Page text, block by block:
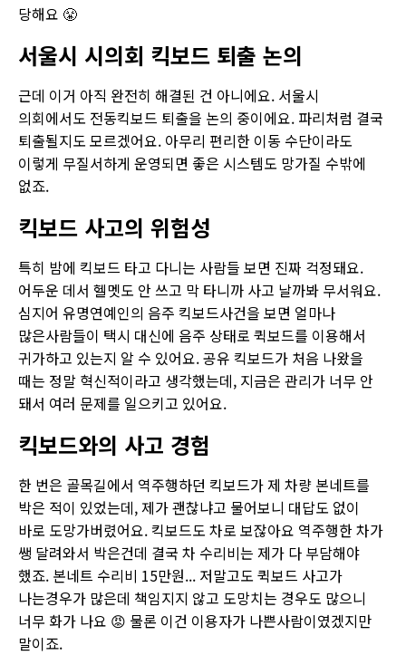
당해요 😤
서울시 시의회 킥보드 퇴출 논의
근데 이거 아직 완전히 해결된 건 아니에요. 서울시
의회에서도 전동킥보드 퇴출을 논의 중이에요. 파리처럼 결국
퇴출될지도 모르겠어요. 아무리 편리한 이동 수단이라도
이렇게 무질서하게 운영되면 좋은 시스템도 망가질 수밖에
없죠.
킥보드 사고의 위험성
특히 밤에 킥보드 타고 다니는 사람들 보면 진짜 걱정돼요.
어두운 데서 헬멧도 안 쓰고 막 타니까 사고 날까봐 무서워요.
심지어 유명연예인의 음주 킥보드사건을 보면 얼마나
많은사람들이 택시 대신에 음주 상태로 퀵보드를 이용해서
귀가하고 있는지 알 수 있어요. 공유 킥보드가 처음 나왔을
때는 정말 혁신적이라고 생각했는데, 지금은 관리가 너무 안
돼서 여러 문제를 일으키고 있어요.
킥보드와의 사고 경험
한 번은 골목길에서 역주행하던 킥보드가 제 차량 본네트를
박은 적이 있었는데, 제가 괜찮냐고 물어보니 대답도 없이
바로 도망가버렸어요. 킥보드도 차로 보잖아요 역주행한 차가
쌩 달려와서 박은건데 결국 차 수리비는 제가 다 부담해야
했죠. 본네트 수리비 15만원... 저말고도 퀵보드 사고가
나는경우가 많은데 책임지지 않고 도망치는 경우도 많으니
너무 화가 나요 😡 물론 이건 이용자가 나쁜사람이였겠지만
말이죠.